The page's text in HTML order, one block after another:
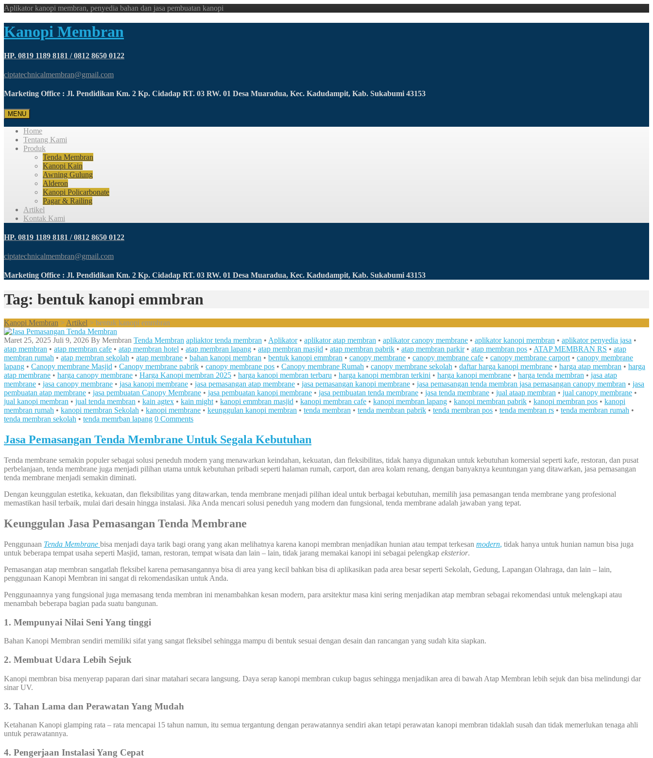
Aplikator kanopi membran, penyedia bahan dan jasa pembuatan kanopi
Kanopi Membran
HP. 0819 1189 8181 / 0812 8650 0122
ciptatechnicalmembran@gmail.com
Marketing Office : Jl. Pendidikan Km. 2 Kp. Cidadap RT. 03 RW. 01 Desa Muaradua, Kec. Kadudampit, Kab. Sukabumi 43153
MENU
Home
Tentang Kami
Produk
Tenda Membran
Kanopi Kain
Awning Gulung
Alderon
Kanopi Policarbonate
Pagar & Railing
Artikel
Kontak Kami
HP. 0819 1189 8181 / 0812 8650 0122
ciptatechnicalmembran@gmail.com
Marketing Office : Jl. Pendidikan Km. 2 Kp. Cidadap RT. 03 RW. 01 Desa Muaradua, Kec. Kadudampit, Kab. Sukabumi 43153
Tag: bentuk kanopi emmbran
Kanopi Membran > Artikel > bentuk kanopi emmbran
Maret 25, 2025 Juli 9, 2026 By Membran Tenda Membran apliaktor tenda membran • Aplikator• aplikator atap membran • aplikator canopy membrane • aplikator kanopi membran • aplikator penyedia jasa •
atap membran • atap membran cafe • atap membran hotel • atap membran lapang • atap membran masjid • atap membran pabrik • atap membran parkir• atap membran pos • ATAP MEMBRAN RS • atap
membran rumah • atap membran sekolah • atap membrane • bahan kanopi membran • bentuk kanopi emmbran • canopy membrane • canopy membrane cafe • canopy membrane carport • canopy membrane
lapang • Canopy membrane Masjid • Canopy membrane pabrik • canopy membrane pos • Canopy membrane Rumah • canopy membrane sekolah • daftar harga kanopi membrane • harga atap membran • harga
atap membrane • harga canopy membrane • Harga Kanopi membran 2025 • harga kanopi membran terbaru • harga kanopi membran terkini • harga kanopi membrane • harga tenda membran • jasa atap
membrane • jasa canopy membrane • jasa kanopi membrane • jasa pemasangan atap membrane • jasa pemasangan kanopi membrane • jasa pemasangan tenda membran jasa pemasangan canopy membran • jasa
pembuatan atap membrane • jasa pembuatan Canopy Membrane • jasa pembuatan kanopi membrane • jasa pembuatan tenda membrane • jasa tenda membrane • jual ataap membran • jual canopy membrane •
jual kanopi membran • jual tenda membran • kain agtex • kain might • kanopi emmbran masjid • kanopi membran cafe • kanopi membran lapang • kanopi membran pabrik • kanopi membran pos • kanopi
membran rumah • kanopi membran Sekolah • kanopi membrane • keunggulan kanopi membran • tenda membran • tenda membran pabrik • tenda membran pos • tenda membran rs • tenda membran rumah •
tenda membran sekolah • tenda memrban lapang 0 Comments
Jasa Pemasangan Tenda Membrane Untuk Segala Kebutuhan
Tenda membrane semakin populer sebagai solusi peneduh modern yang menawarkan keindahan, kekuatan, dan fleksibilitas, tidak hanya digunakan untuk kebutuhan komersial seperti kafe, restoran, dan pusat
perbelanjaan, tenda membrane juga menjadi pilihan utama untuk kebutuhan pribadi seperti halaman rumah, carport, dan area kolam renang, dengan banyaknya keuntungan yang ditawarkan, jasa pemasangan
tenda membrane menjadi semakin diminati.
Dengan keunggulan estetika, kekuatan, dan fleksibilitas yang ditawarkan, tenda membrane menjadi pilihan ideal untuk berbagai kebutuhan, memilih jasa pemasangan tenda membrane yang profesional
memastikan hasil terbaik, mulai dari desain hingga instalasi. Jika Anda mencari solusi peneduh yang modern dan fungsional, tenda membrane adalah jawaban yang tepat.
Keunggulan Jasa Pemasangan Tenda Membrane
Penggunaan Tenda Membrane bisa menjadi daya tarik bagi orang yang akan melihatnya karena kanopi membran menjadikan hunian atau tempat terkesan modern, tidak hanya untuk hunian namun bisa juga
untuk beberapa tempat usaha seperti Masjid, taman, restoran, tempat wisata dan lain – lain, tidak jarang memakai kanopi ini sebagai pelengkap eksterior.
Pemasangan atap membran sangatlah fleksibel karena pemasangannya bisa di area yang kecil bahkan bisa di aplikasikan pada area besar seperti Sekolah, Gedung, Lapangan Olahraga, dan lain – lain,
penggunaan Kanopi Membran ini sangat di rekomendasikan untuk Anda.
Penggunaannya yang fungsional juga memasang tenda membran ini menambahkan kesan modern, para arsitektur masa kini sering menjadikan atap membran sebagai rekomendasi untuk melengkapi atau
menambah beberapa bagian pada suatu bangunan.
1. Mempunyai Nilai Seni Yang tinggi
Bahan Kanopi Membran sendiri memiliki sifat yang sangat fleksibel sehingga mampu di bentuk sesuai dengan desain dan rancangan yang sudah kita siapkan.
2. Membuat Udara Lebih Sejuk
Kanopi membran bisa menyerap paparan dari sinar matahari secara langsung. Daya serap kanopi membran cukup bagus sehingga menjadikan area di bawah Atap Membran lebih sejuk dan bisa melindungi dar
sinar UV.
3. Tahan Lama dan Perawatan Yang Mudah
Ketahanan Kanopi glamping rata – rata mencapai 15 tahun namun, itu semua tergantung dengan perawatannya sendiri akan tetapi perawatan kanopi membran tidaklah susah dan tidak memerlukan tenaga ahli
untuk perawatannya.
4. Pengerjaan Instalasi Yang Cepat